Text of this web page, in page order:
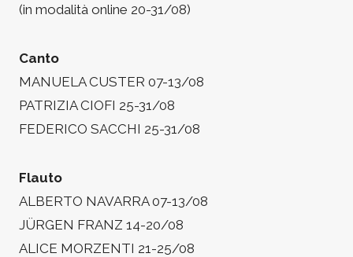
(in modalità online 20-31/08)
Canto
MANUELA CUSTER 07-13/08
PATRIZIA CIOFI 25-31/08
FEDERICO SACCHI 25-31/08
Flauto
ALBERTO NAVARRA 07-13/08
JÜRGEN FRANZ 14-20/08
ALICE MORZENTI 21-25/08